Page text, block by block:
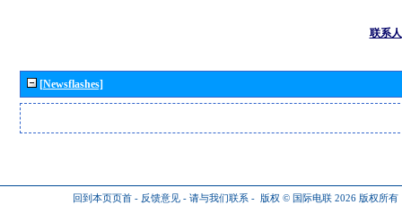
联系人
[Newsflashes]
回到本页页首 - 反馈意见 - 请与我们联系 - 版权 © 国际电联 2026 版权所有